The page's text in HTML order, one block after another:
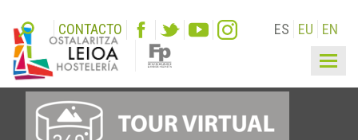
CONTACTO ES EU EN